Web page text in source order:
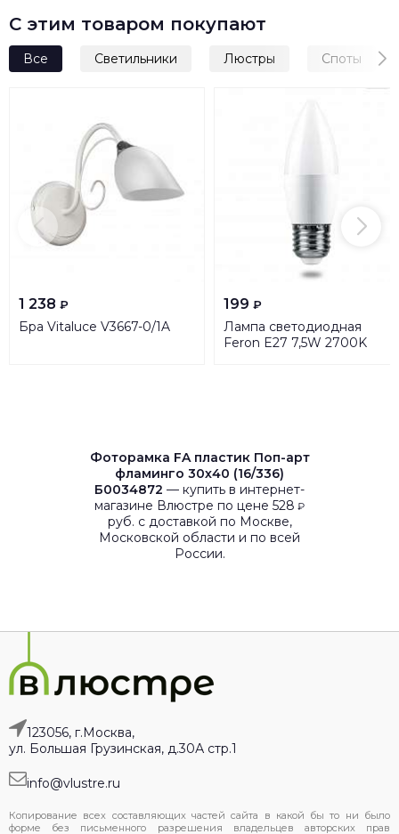
С этим товаром покупают
Все Светильники Люстры Споты
1 238 ₽
Бра Vitaluce V3667-0/1A
199 ₽
Лампа светодиодная
Feron E27 7,5W 2700K
Фоторамка FA пластик Поп-арт
фламинго 30х40 (16/336)
Б0034872 — купить в интернет-
магазине Влюстре по цене 528 ₽
руб. с доставкой по Москве,
Московской области и по всей
России.
123056, г.Москва,
ул. Большая Грузинская, д.30А стр.1
info@vlustre.ru
Копирование всех составляющих частей сайта в какой бы то ни было
форме без письменного разрешения владельцев авторских прав